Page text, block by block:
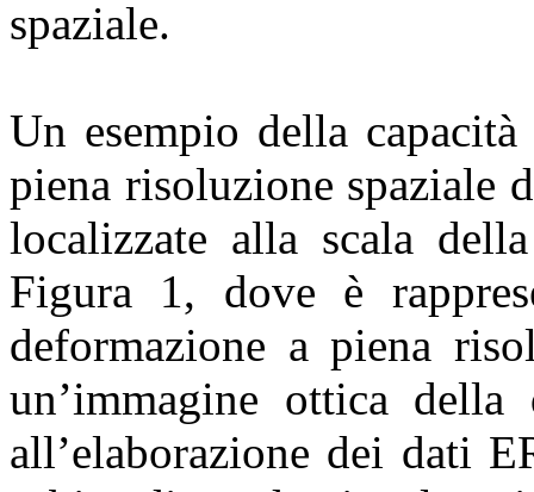
spaziale.
Un esempio della
piena risoluzione spaziale
localizzate alla scala
Figura 1, dove è
deformazione a piena
un’immagine ottica
all’elaborazione dei dati